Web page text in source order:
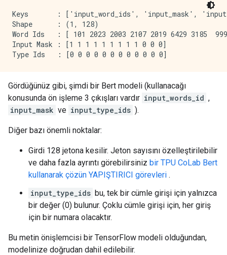
Keys       : ['input_word_ids', 'input_mask',
Shape      : (1, 128)
Word Ids   : [ 101 2023 2003 2107 2019 6429 3185
Input Mask : [1 1 1 1 1 1 1 1 1 0 0 0]
Gördüğünüz gibi, şimdi bir Bert modeli (kullanacağı
konusunda ön işleme 3 çıkışları vardır input_words_id ,
input_mask ve input_type_ids ).
Diğer bazı önemli noktalar:
Girdi 128 jetona kesilir. Jeton sayısını özelleştirilebilir
ve daha fazla ayrıntı görebilirsiniz bir TPU CoLab Bert
kullanarak çözün YAPIŞTIRICI görevleri .
input_type_ids bu, tek bir cümle girişi için yalnızca
bir değer (0) bulunur. Çoklu cümle girişi için, her giriş
için bir numara olacaktır.
Bu metin önişlemcisi bir TensorFlow modeli olduğundan,
modelinize doğrudan dahil edilebilir.